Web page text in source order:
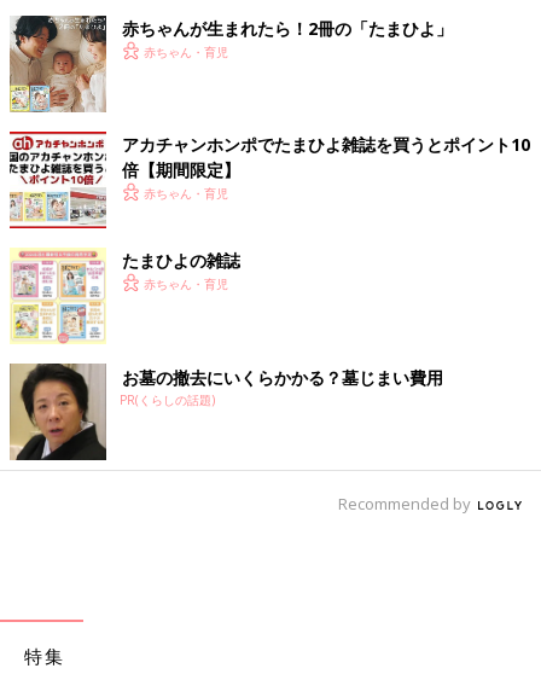
赤ちゃんが生まれたら！2冊の「たまひよ」
赤ちゃん・育児
アカチャンホンポでたまひよ雑誌を買うとポイント10
倍【期間限定】
赤ちゃん・育児
たまひよの雑誌
赤ちゃん・育児
お墓の撤去にいくらかかる？墓じまい費用
PR(くらしの話題)
Recommended by
特集